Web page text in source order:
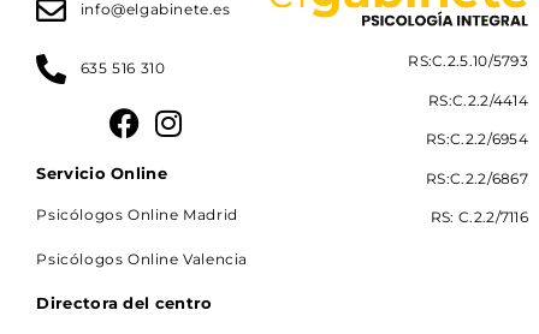
info@elgabinete.es
635 516 310
Servicio Online
Psicólogos Online Madrid
Psicólogos Online Valencia
Directora del centro
RS:C.2.5.10/5793
RS:C.2.2/4414
RS:C.2.2/6954
RS:C.2.2/6867
RS: C.2.2/7116